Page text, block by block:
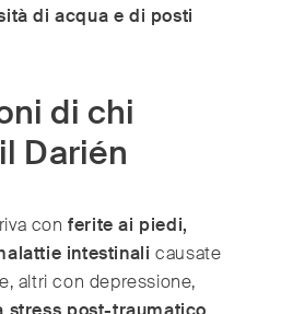
di acqua e di posti
di chi
Darién
conferite ai piedi,
intestinali causate
altri con depressione,